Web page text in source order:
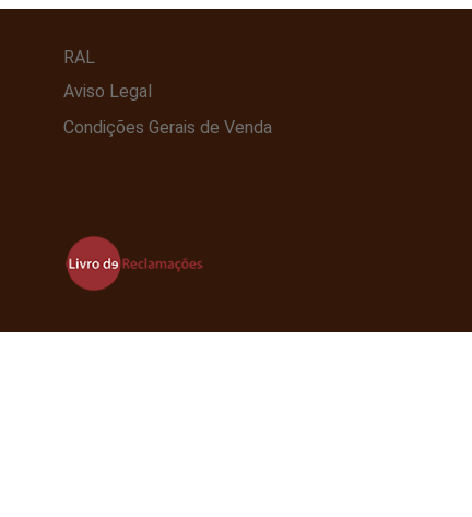
RAL
Aviso Legal
Condições Gerais de Venda